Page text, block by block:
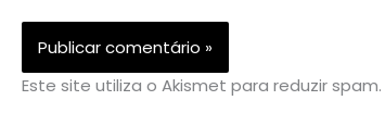
Este site utiliza o Akismet para reduzir spam.